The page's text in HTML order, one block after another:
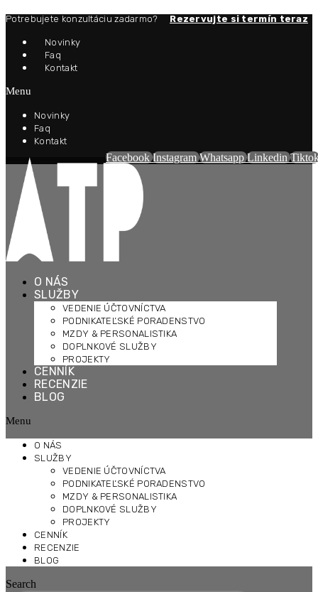
Potrebujete konzultáciu zadarmo? Rezervujte si termín teraz
Novinky
Faq
Kontakt
Menu
Novinky
Faq
Kontakt
Facebook Instagram Whatsapp Linkedin
O NÁS
SLUŽBY
VEDENIE ÚČTOVNÍCTVA
PODNIKATEĽSKÉ PORADENSTVO
MZDY & PERSONALISTIKA
DOPLNKOVÉ SLUŽBY
PROJEKTY
CENNÍK
RECENZIE
BLOG
Menu
O NÁS
SLUŽBY
VEDENIE ÚČTOVNÍCTVA
PODNIKATEĽSKÉ PORADENSTVO
MZDY & PERSONALISTIKA
DOPLNKOVÉ SLUŽBY
PROJEKTY
CENNÍK
RECENZIE
BLOG
Search